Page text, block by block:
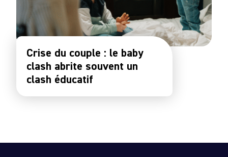
Crise du couple : le baby
clash abrite souvent un
clash éducatif